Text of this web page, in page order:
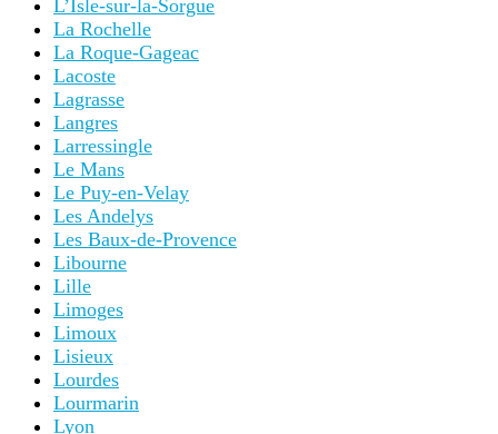
L’Isle-sur-la-Sorgue
La Rochelle
La Roque-Gageac
Lacoste
Lagrasse
Langres
Larressingle
Le Mans
Le Puy-en-Velay
Les Andelys
Les Baux-de-Provence
Libourne
Lille
Limoges
Limoux
Lisieux
Lourdes
Lourmarin
Lyon